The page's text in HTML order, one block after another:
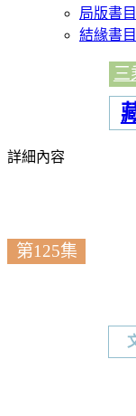
局版書
結緣書
三
詳細內容
第125集